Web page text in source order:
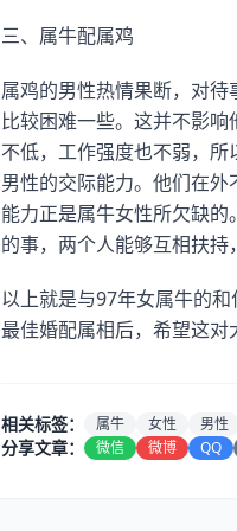
三、属牛配属鸡
属鸡的男性热情果断，对
比较困难一些。这并不影
不低，工作强度也不弱，
男性的交际能力。他们在
能力正是属牛女性所欠缺
的事，两个人能够互相扶持
以上就是与97年女属牛的
最佳婚配属相后，希望这对
相关标签： 属牛 女性 男性
分享文章： 微信 微博 QQ